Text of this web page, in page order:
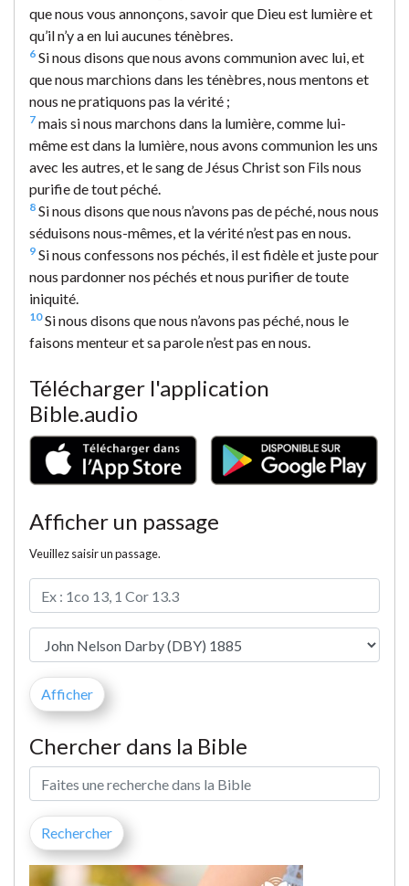
que nous vous annonçons, savoir que Dieu est lumière et
qu’il n’y a en lui aucunes ténèbres.
6 Si nous disons que nous avons communion avec lui, et
que nous marchions dans les ténèbres, nous mentons et
nous ne pratiquons pas la vérité ;
7 mais si nous marchons dans la lumière, comme lui-
même est dans la lumière, nous avons communion les uns
avec les autres, et le sang de Jésus Christ son Fils nous
purifie de tout péché.
8 Si nous disons que nous n’avons pas de péché, nous nous
séduisons nous-mêmes, et la vérité n’est pas en nous.
9 Si nous confessons nos péchés, il est fidèle et juste pour
nous pardonner nos péchés et nous purifier de toute
iniquité.
10Si nous disons que nous n’avons pas péché, nous le
faisons menteur et sa parole n’est pas en nous.
Télécharger l'application
Bible.audio
Afficher un passage
Veuillez saisir un passage.
Chercher dans la Bible